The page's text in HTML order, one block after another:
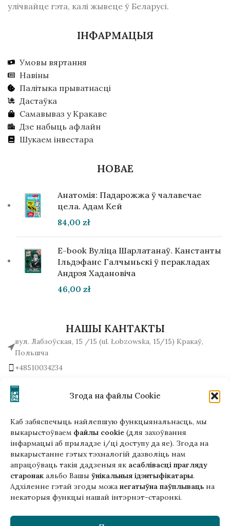
Згода на файлы Cookie
Каб забяспечыць найлепшую функцыянальнасць, мы
выкарыстоўваем файлы cookie (для захоўвання
інфармацыі аб прыладзе і/ці доступу да яе). Згода на
выкарыстанне гэтых тэхналогій дазволіць нам
апрацоўваць такія дадзеныя як асаблівасці прагляду
старонак альбо Вашы ўнікальныя ідэнтыфікатары.
Адхіленне гэтай згоды можа негатыўна паўплываць на
некаторыя функцыі нашай інтэрнэт-старонкі.
Гэтая версія сайта створана
ў рамках праекта ArtPower
з падтрымкай Еўрапейскага Саюзу
улічвайце гэта, калі жывеце ў Беларусі.
ІНФАРМАЦЫЯ
Умовы вяртання
Навіны
Палітыка прыватнасці
Дастаўка
Самавываз у Кракаве
Дзе набыць афлайн
Шукаем інвестара
НОВАЕ
Анатомія: Падарожжа ў чалавечае
цела. Адам Кей
84,00 zł
E-book Вуліца Шарлатанаў. Канстанты
Ільдэфанс Галчыньскі ў перакладах
Андрэя Хадановіча
46,00 zł
НАШЫ КАНТАКТЫ
вул. Лабзоўская, 15 /15 (ul. Łobzowska, 15/15) Кракаў,
Польшча
+48510034234
Напісаць нам!